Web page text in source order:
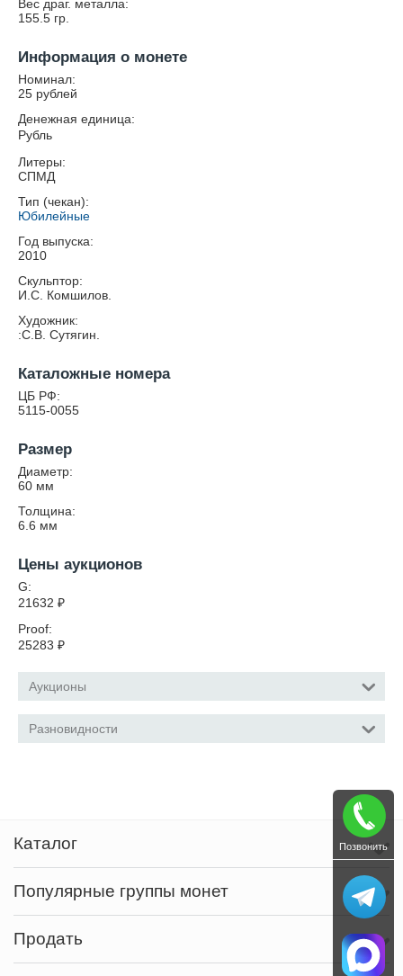
Вес драг. металла:
155.5 гр.
Информация о монете
Номинал:
25 рублей
Денежная единица:
Рубль
Литеры:
СПМД
Тип (чекан):
Юбилейные
Год выпуска:
2010
Скульптор:
И.С. Комшилов.
Художник:
:С.В. Сутягин.
Каталожные номера
ЦБ РФ:
5115-0055
Размер
Диаметр:
60 мм
Толщина:
6.6 мм
Цены аукционов
G:
21632 ₽
Proof:
25283 ₽
Аукционы
Разновидности
Каталог
Популярные группы монет
Продать
Позвонить